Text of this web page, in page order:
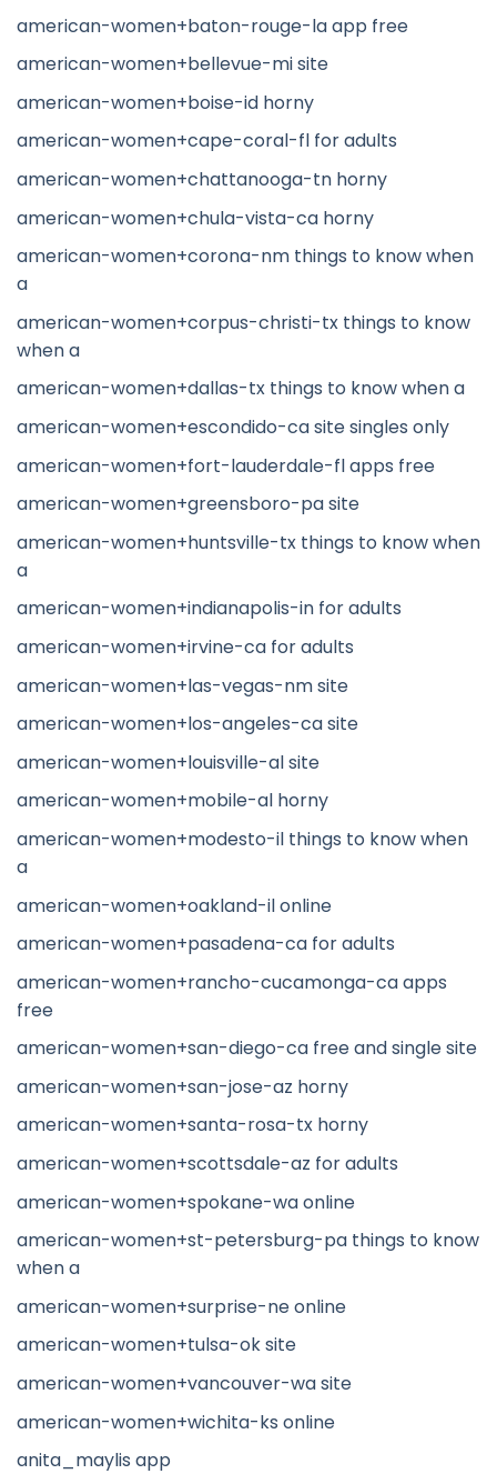
american-women+baton-rouge-la app free
american-women+bellevue-mi site
american-women+boise-id horny
american-women+cape-coral-fl for adults
american-women+chattanooga-tn horny
american-women+chula-vista-ca horny
american-women+corona-nm things to know when
a
american-women+corpus-christi-tx things to know
when a
american-women+dallas-tx things to know when a
american-women+escondido-ca site singles only
american-women+fort-lauderdale-fl apps free
american-women+greensboro-pa site
american-women+huntsville-tx things to know when
a
american-women+indianapolis-in for adults
american-women+irvine-ca for adults
american-women+las-vegas-nm site
american-women+los-angeles-ca site
american-women+louisville-al site
american-women+mobile-al horny
american-women+modesto-il things to know when
a
american-women+oakland-il online
american-women+pasadena-ca for adults
american-women+rancho-cucamonga-ca apps
free
american-women+san-diego-ca free and single site
american-women+san-jose-az horny
american-women+santa-rosa-tx horny
american-women+scottsdale-az for adults
american-women+spokane-wa online
american-women+st-petersburg-pa things to know
when a
american-women+surprise-ne online
american-women+tulsa-ok site
american-women+vancouver-wa site
american-women+wichita-ks online
anita_maylis app